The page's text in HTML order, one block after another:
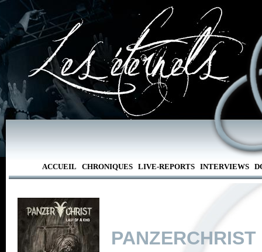
ACCUEIL CHRONIQUES LIVE-REPORTS INTERVIEWS
PANZERCHRIST